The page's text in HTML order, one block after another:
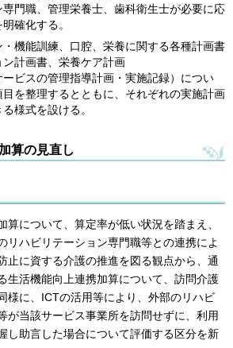
専門職、管理栄養士、歯科衛生士が必要に応
確化する。
・機能訓練、口腔、栄養に関する各種計画書
ン計画書、栄養ケア計画
ビスの管理指導計画・実施記録）につい
を整理するとともに、それぞれの実施計画
様式を設ける。
算の見直し
について、算定率が低い状況を踏まえ、
リハビリテーション専門職等との連携によ
止に資する介護の推進を図る観点から、通
生活機能向上連携加算について、訪問介護
様に、ICTの活用等により、外部のリハビ
が当該サービス事業所を訪問せずに、利用
し助言した場合について評価する区分を新